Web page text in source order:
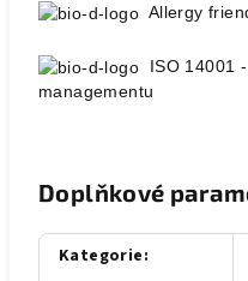
Allergy
ISO 14001
managementu
Doplňkové
Kategorie: